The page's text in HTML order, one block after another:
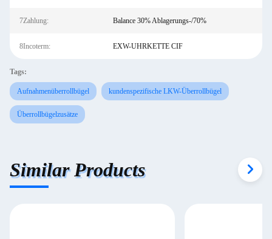
7Zahlung: Balance 30% Ablagerungs-/70%
8Incoterm: EXW-UHRKETTE CIF
Tags:
Aufnahmenüberrollbügel kundenspezifische LKW-Überrollbügel
Überrollbügelzusätze
Similar Products